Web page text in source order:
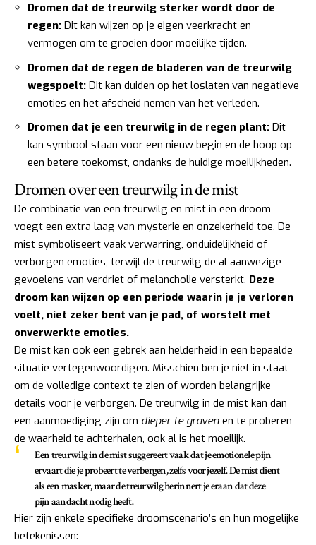
Dromen dat de treurwilg sterker wordt door de
regen: Dit kan wijzen op je eigen veerkracht en
vermogen om te groeien door moeilijke tijden.
Dromen dat de regen de bladeren van de treurwilg
wegspoelt: Dit kan duiden op het loslaten van negatieve
emoties en het afscheid nemen van het verleden.
Dromen dat je een treurwilg in de regen plant: Dit
kan symbool staan voor een nieuw begin en de hoop op
een betere toekomst, ondanks de huidige moeilijkheden.
Dromen over een treurwilg in de mist
De combinatie van een treurwilg en mist in een droom
voegt een extra laag van mysterie en onzekerheid toe. De
mist symboliseert vaak verwarring, onduidelijkheid of
verborgen emoties, terwijl de treurwilg de al aanwezige
gevoelens van verdriet of melancholie versterkt. Deze
droom kan wijzen op een periode waarin je je verloren
voelt, niet zeker bent van je pad, of worstelt met
onverwerkte emoties.
De mist kan ook een gebrek aan helderheid in een bepaalde
situatie vertegenwoordigen. Misschien ben je niet in staat
om de volledige context te zien of worden belangrijke
details voor je verborgen. De treurwilg in de mist kan dan
een aanmoediging zijn om dieper te graven en te proberen
de waarheid te achterhalen, ook al is het moeilijk.
Een treurwilg in de mist suggereert vaak dat je emotionele pijn
ervaart die je probeert te verbergen, zelfs voor jezelf. De mist dient
als een masker, maar de treurwilg herinnert je eraan dat deze
pijn aandacht nodig heeft.
Hier zijn enkele specifieke droomscenario’s en hun mogelijke
betekenissen: